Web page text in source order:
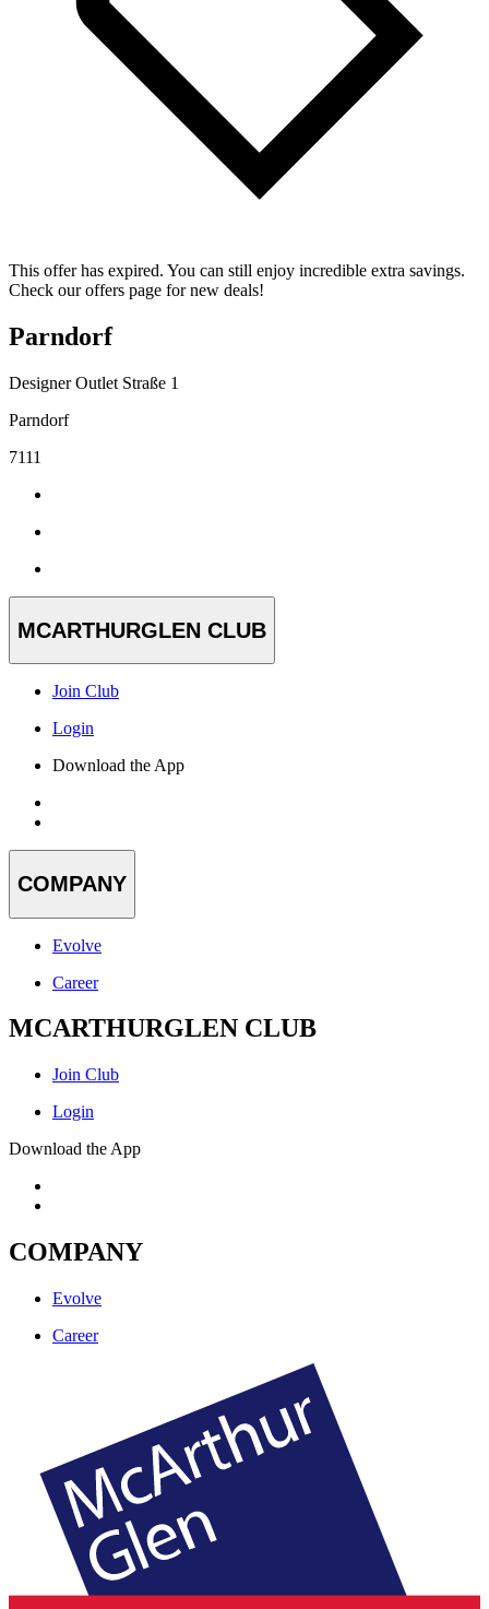
This offer has expired. You can still enjoy incredible extra savings.
Check our offers page for new deals!
Parndorf
Designer Outlet Straße 1
Parndorf
7111
MCARTHURGLEN CLUB
Join Club
Login
Download the App
COMPANY
Evolve
Career
MCARTHURGLEN CLUB
Join Club
Login
Download the App
COMPANY
Evolve
Career